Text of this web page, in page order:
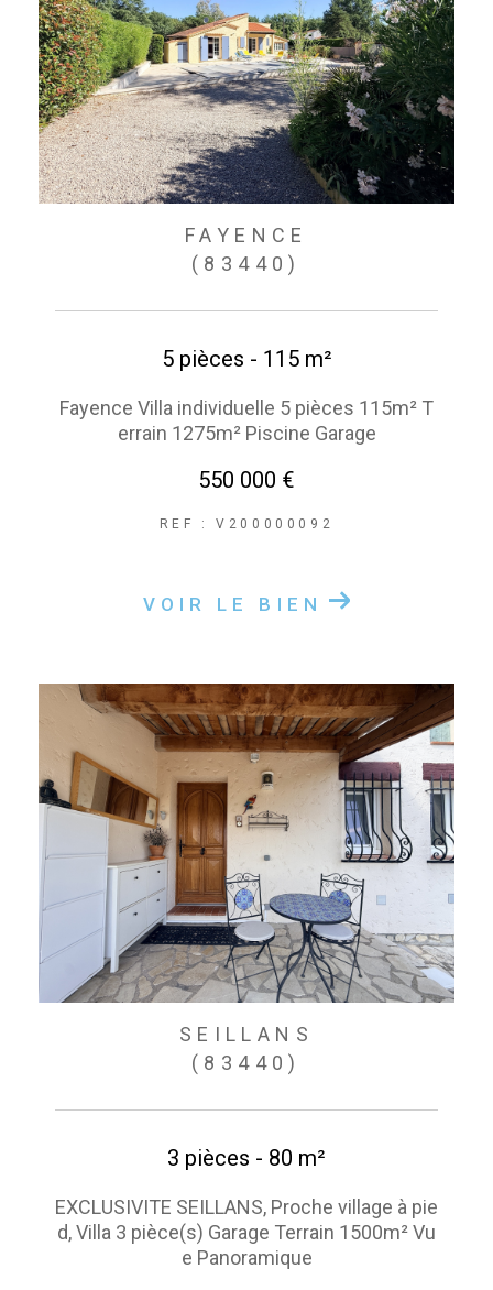
FAYENCE
(83440)
5 pièces - 115 m²
Fayence Villa individuelle 5 pièces 115m² T
errain 1275m² Piscine Garage
550 000 €
REF : V200000092
VOIR LE BIEN
SEILLANS
(83440)
3 pièces - 80 m²
EXCLUSIVITE SEILLANS, Proche village à pie
d, Villa 3 pièce(s) Garage Terrain 1500m² Vu
e Panoramique